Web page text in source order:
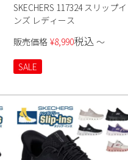
SKECHERS 117324 スリップイ
ンズ レディース
販売価格 ¥8,990税込 〜
SALE